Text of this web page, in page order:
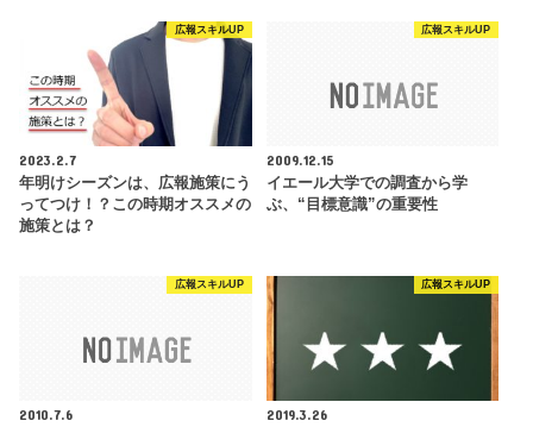
広報スキルUP
2023.2.7
年明けシーズンは、広報施策にう
ってつけ！？この時期オススメの
施策とは？
広報スキルUP
2009.12.15
イエール大学での調査から学
ぶ、“目標意識”の重要性
広報スキルUP
2010.7.6
広報スキルUP
2019.3.26